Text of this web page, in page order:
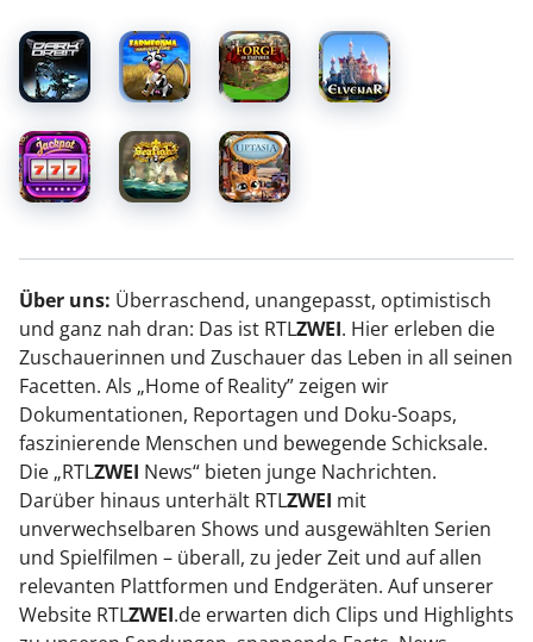
Über uns: Überraschend, unangepasst, optimistisch
und ganz nah dran: Das ist RTLZWEI. Hier erleben die
Zuschauerinnen und Zuschauer das Leben in all seinen
Facetten. Als „Home of Reality” zeigen wir
Dokumentationen, Reportagen und Doku-Soaps,
faszinierende Menschen und bewegende Schicksale.
Die „RTLZWEI News“ bieten junge Nachrichten.
Darüber hinaus unterhält RTLZWEI mit
unverwechselbaren Shows und ausgewählten Serien
und Spielfilmen – überall, zu jeder Zeit und auf allen
relevanten Plattformen und Endgeräten. Auf unserer
Website RTLZWEI.de erwarten dich Clips und Highlights